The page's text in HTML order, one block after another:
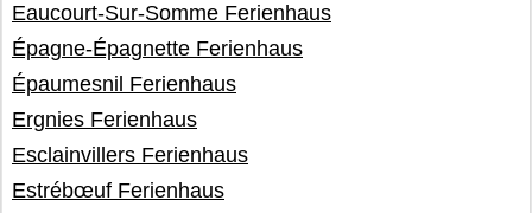
Eaucourt-Sur-Somme Ferienhaus
Épagne-Épagnette Ferienhaus
Épaumesnil Ferienhaus
Ergnies Ferienhaus
Esclainvillers Ferienhaus
Estrébœuf Ferienhaus